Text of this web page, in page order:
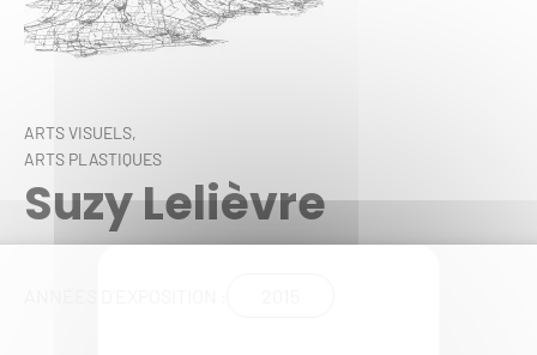
ARTS VISUELS,
ARTS PLASTIQUES
Suzy Lelièvre